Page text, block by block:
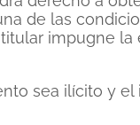
de las
titular impugne
sea ilícito y